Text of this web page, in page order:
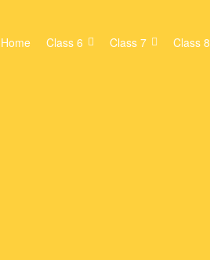
Home Class 6 Class 7 Class 8